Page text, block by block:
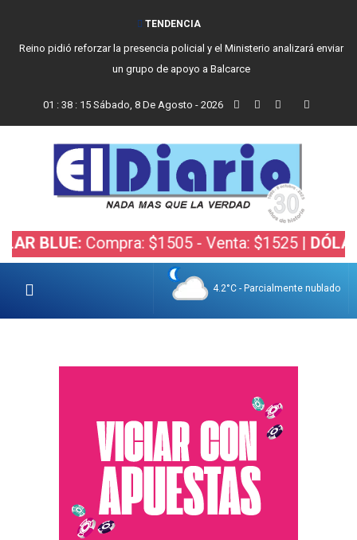
TENDENCIA
Reino pidió reforzar la presencia policial y el Ministerio analizará enviar
un grupo de apoyo a Balcarce
01 : 38 : 16 Sábado, 8 De Agosto - 2026
Compra: $1505 - Venta: $1525 |DÓLAR
4.2°C - Parcialmente nublado